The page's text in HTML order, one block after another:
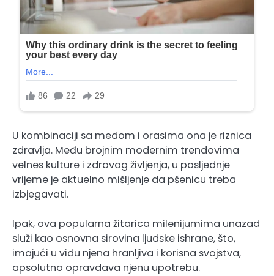
U kombinaciji sa medom i orasima ona je riznica
zdravlja. Među brojnim modernim trendovima
velnes kulture i zdravog življenja, u posljednje
vrijeme je aktuelno mišljenje da pšenicu treba
izbjegavati.
Ipak, ova popularna žitarica milenijumima unazad
služi kao osnovna sirovina ljudske ishrane, što,
imajući u vidu njena hranljiva i korisna svojstva,
apsolutno opravdava njenu upotrebu.